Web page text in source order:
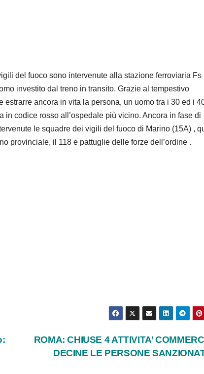
del fuoco sono intervenute alla stazione ferroviaria Fs
investito dal treno in transito. Grazie al tempestivo
estrarre ancora in vita la persona, un uomo tra i 30 ed i
in codice rosso all’ospedale più vicino. Ancora in fase di
le squadre dei vigili del fuoco di Marino (15A) ,
provinciale, il 118 e pattuglie delle forze dell’ordine .
ROMA: CHIUSE 4 ATTIVITA’
DECINE LE PERSONE